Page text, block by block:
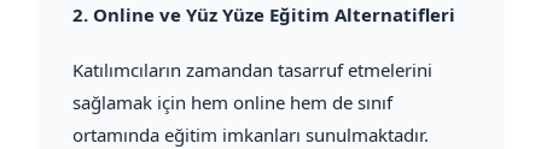
2. Online ve Yüz Yüze Eğitim Alternatifleri
Katılımcıların zamandan tasarruf etmelerini
sağlamak için hem online hem de sınıf
ortamında eğitim imkanları sunulmaktadır.